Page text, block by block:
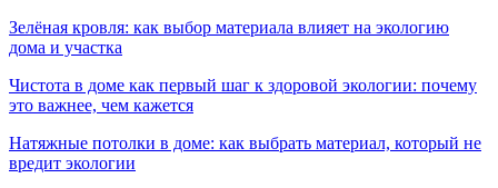
Зелёная кровля: как выбор материала влияет на экологию
дома и участка
Чистота в доме как первый шаг к здоровой экологии: почему
это важнее, чем кажется
Натяжные потолки в доме: как выбрать материал, который не
вредит экологии